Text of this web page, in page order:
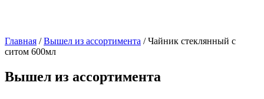
Главная /Вышел из ассортимента /Чайник стеклянный с
ситом 600мл
Вышел из ассортимента